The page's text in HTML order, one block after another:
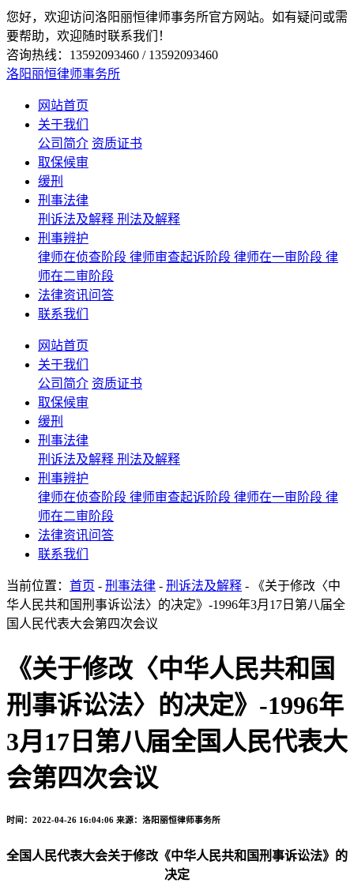
您好，欢迎访问洛阳丽恒律师事务所官方网站。如有疑问或需
要帮助，欢迎随时联系我们！
咨询热线：13592093460 / 13592093460
洛阳丽恒律师事务所
网站首页
关于我们
公司简介 资质证书
取保候审
缓刑
刑事法律
刑诉法及解释 刑法及解释
刑事辨护
律师在侦查阶段 律师审查起诉阶段 律师在一审阶段 律
师在二审阶段
法律资讯问答
联系我们
网站首页
关于我们
公司简介 资质证书
取保候审
缓刑
刑事法律
刑诉法及解释 刑法及解释
刑事辨护
律师在侦查阶段 律师审查起诉阶段 律师在一审阶段 律
师在二审阶段
法律资讯问答
联系我们
当前位置： 首页 - 刑事法律 - 刑诉法及解释 - 《关于修改〈中
华人民共和国刑事诉讼法〉的决定》-1996年3月17日第八届全
国人民代表大会第四次会议
《关于修改〈中华人民共和国
刑事诉讼法〉的决定》-1996年
3月17日第八届全国人民代表大
会第四次会议
时间：2022-04-26 16:04:06 来源：洛阳丽恒律师事务所
全国人民代表大会关于修改《中华人民共和国刑事诉讼法》的
决定